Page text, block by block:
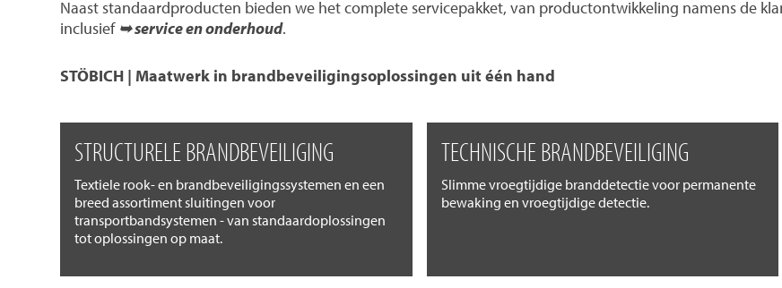
Naast standaardproducten bieden we het complete servicepakket, van productontwikkeling namens de
inclusief ➥ service en onderhoud.
STÖBICH | Maatwerk in brandbeveiligingsoplossingen uit één hand
STRUCTURELE BRANDBEVEILIGING
Textiele rook- en brandbeveiligingssystemen en een
breed assortiment sluitingen voor
transportbandsystemen - van standaardoplossingen
tot oplossingen op maat.
TECHNISCHE BRANDBEVEILIGING
Slimme vroegtijdige branddetectie voor permanente
bewaking en vroegtijdige detectie.